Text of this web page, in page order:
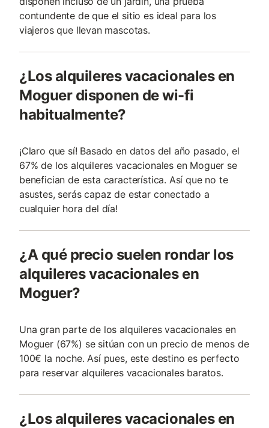
contundente de que el sitio es ideal para los
viajeros que llevan mascotas.
¿Los alquileres vacacionales en
Moguer disponen de wi-fi
habitualmente?
¡Claro que sí! Basado en datos del año pasado, el
67% de los alquileres vacacionales en Moguer se
benefician de esta característica. Así que no te
asustes, serás capaz de estar conectado a
cualquier hora del día!
¿A qué precio suelen rondar los
alquileres vacacionales en
Moguer?
Una gran parte de los alquileres vacacionales en
Moguer (67%) se sitúan con un precio de menos de
100€ la noche. Así pues, este destino es perfecto
para reservar alquileres vacacionales baratos.
¿Los alquileres vacacionales en